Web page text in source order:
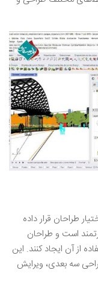
طراحان قرار داده
است و طراحان
از آن ایجاد کنند. این
سه بعدی، ویرایش